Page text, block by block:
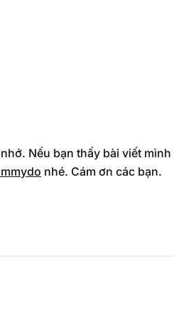
Nếu bạn thấy bài viết
nhé. Cám ơn các bạn.